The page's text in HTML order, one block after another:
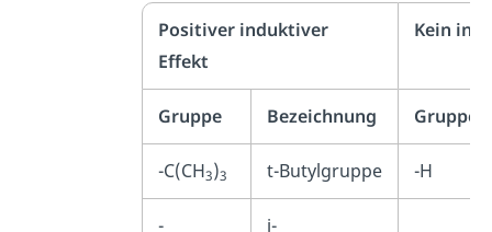
Positiver induktiver
Effekt
Kein
Gruppe Bezeichnung Gruppe
-C(CH3)3 t-Butylgruppe -H
-
i-